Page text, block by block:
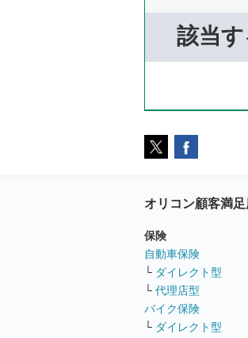
該当す
オリコン顧客満
保険
自動車保険
└ ダイレクト型
└ 代理店型
バイク保険
└ ダイレクト型